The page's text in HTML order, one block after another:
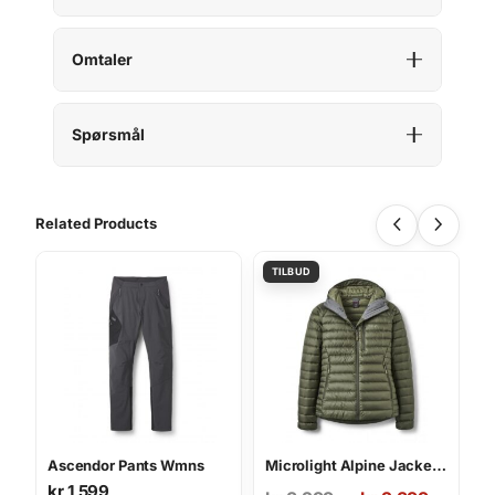
Omtaler
Spørsmål
Related Products
Ascendor Pants Wmns Microlight Alpine Jacket Wmns